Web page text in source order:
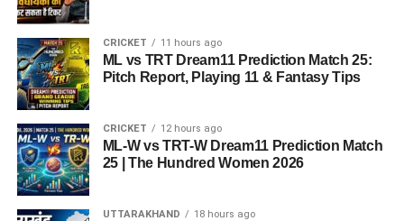
CRICKET 11 hours ago
ML vs TRT Dream11 Prediction Match 25:
Pitch Report, Playing 11 & Fantasy Tips
CRICKET 12 hours ago
ML-W vs TRT-W Dream11 Prediction Match
25 | The Hundred Women 2026
UTTARAKHAND 18 hours ago